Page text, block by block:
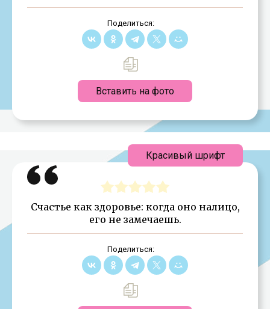
Поделиться:
Вставить на фото
Счастье как здоровье: когда оно налицо,
его не замечаешь.
Поделиться:
Красивый шрифт